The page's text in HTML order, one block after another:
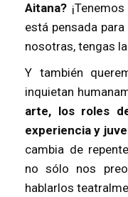
Aitana?
está pensada
nosotras, tengas
Y también
inquietan
arte, los roles
experiencia y
cambia de
no sólo nos
hablarlos